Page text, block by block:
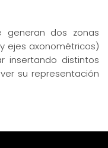
generan dos zonas
ejes axonométricos)
insertando distintos
su representación